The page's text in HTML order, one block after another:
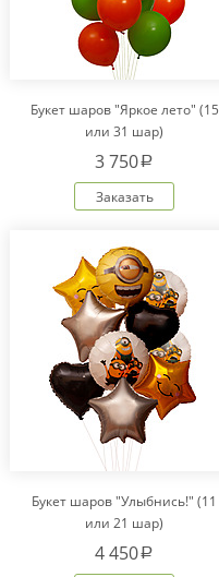
Букет шаров "Яркое лето" (15
или 31 шар)
3 750a
Заказать
Букет шаров "Улыбнись!" (11
или 21 шар)
4 450a